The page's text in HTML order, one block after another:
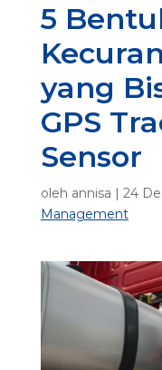
5
yang
GPS
Sensor
oleh annisa | 24
Management